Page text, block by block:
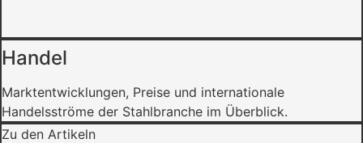
Handel
Marktentwicklungen, Preise und internationale
Handelsströme der Stahlbranche im Überblick.
Zu den Artikeln